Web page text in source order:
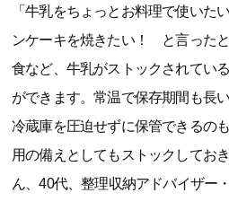
「牛乳をちょっとお料理で使いた
ンケーキを焼きたい！ と言った
食など、牛乳がストックされてい
ができます。常温で保存期間も長
冷蔵庫を圧迫せずに保管できるの
用の備えとしてもストックしてお
ん、40代、整理収納アドバイザー